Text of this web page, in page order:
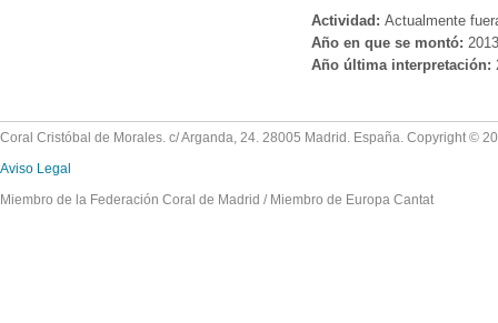
Actividad: Actualmente
Año en que se montó: 2013
Año última interpretación:
Coral Cristóbal de Morales. c/ Arganda, 24. 28005 Madrid. España. Copyright ©
Aviso Legal
Miembro de la Federación Coral de Madrid / Miembro de Europa Cantat